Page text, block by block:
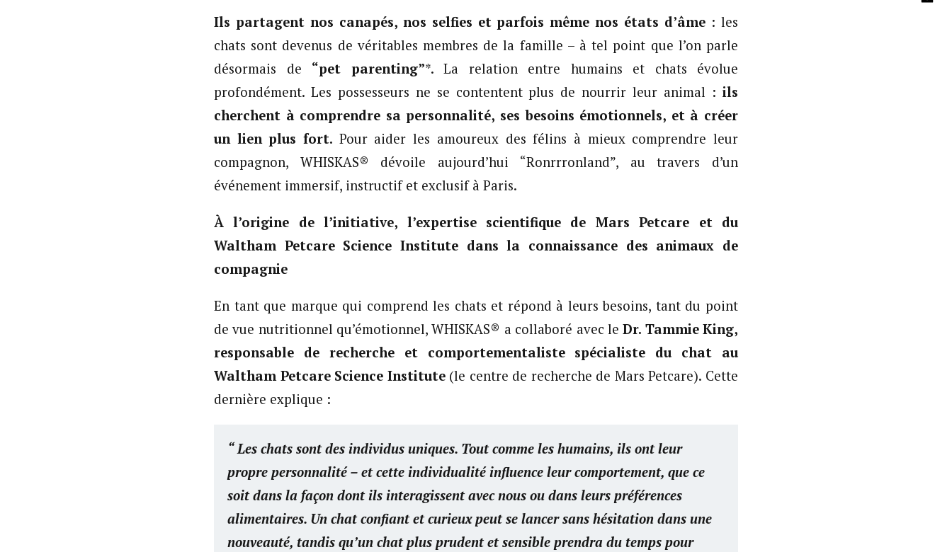
Ils partagent nos canapés, nos selfies et parfois même nos états d’âme : les
chats sont devenus de véritables membres de la famille – à tel point que l’on parle
désormais de “pet parenting”*. La relation entre humains et chats évolue
profondément. Les possesseurs ne se contentent plus de nourrir leur animal : ils
cherchent à comprendre sa personnalité, ses besoins émotionnels, et à créer
un lien plus fort. Pour aider les amoureux des félins à mieux comprendre leur
compagnon, WHISKAS® dévoile aujourd’hui “Ronrrronland”, au travers d’un
événement immersif, instructif et exclusif à Paris.
À l’origine de l’initiative, l’expertise scientifique de Mars Petcare et du
Waltham Petcare Science Institute dans la connaissance des animaux de
compagnie
En tant que marque qui comprend les chats et répond à leurs besoins, tant du point
de vue nutritionnel qu’émotionnel, WHISKAS® a collaboré avec leDr. Tammie King,
responsable de recherche et comportementaliste spécialiste du chat au
Waltham Petcare Science Institute (le centre de recherche de Mars Petcare). Cette
dernière explique :
“ Les chats sont des individus uniques. Tout comme les humains, ils ont leur
propre personnalité – et cette individualité influence leur comportement, que ce
soit dans la façon dont ils interagissent avec nous ou dans leurs préférences
alimentaires. Un chat confiant et curieux peut se lancer sans hésitation dans une
nouveauté, tandis qu’un chat plus prudent et sensible prendra du temps pour